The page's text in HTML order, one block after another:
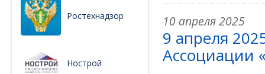
10 апреля 2025
9 апреля
Ассоциации
Ростехнадзор
Нострой